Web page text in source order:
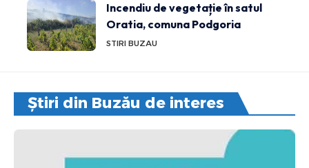
Incendiu de vegetație în satul
Oratia, comuna Podgoria
STIRI BUZAU
Știri din Buzău de interes